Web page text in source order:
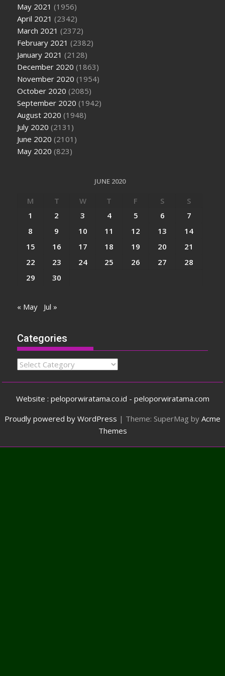
May 2021 (1956)
April 2021 (2342)
March 2021 (2372)
February 2021 (2382)
January 2021 (2128)
December 2020 (1863)
November 2020 (1954)
October 2020 (2085)
September 2020 (1942)
August 2020 (1948)
July 2020 (2131)
June 2020 (2101)
May 2020 (823)
JUNE 2020
M T W T F S
S
1
2 3 4 5 6
7
8
9 10 11 12 13
14
15
16 17 18 19 20
21
22
23 24 25 26 27
28
29
30
« May Jul »
Categories
Categories
Website : peloporwiratama.co.id - peloporwiratama.com
Proudly powered by WordPress | Theme: SuperMag by Acme
Themes